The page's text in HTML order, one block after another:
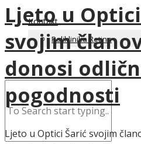
Kontakt
Poliklinika Retina
Ljeto u
svojim
donosi
pogodnosti
Ljeto u Optici Šarić svojim